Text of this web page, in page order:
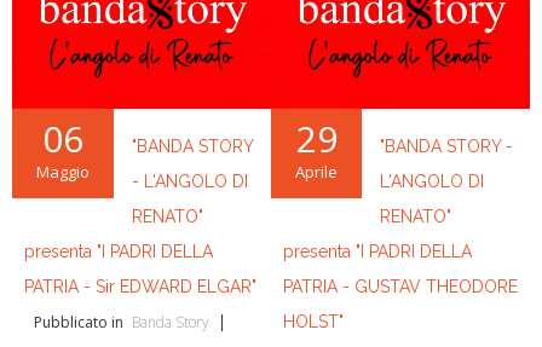
06
Maggio
"BANDA STORY
- L'ANGOLO DI
RENATO"
presenta "I PADRI DELLA
PATRIA - Sir EDWARD ELGAR"
Pubblicato in Banda Story
29
Aprile
"BANDA STORY -
L'ANGOLO DI
RENATO"
presenta "I PADRI DELLA
PATRIA - GUSTAV THEODORE
HOLST"